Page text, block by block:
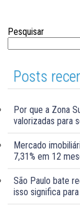
Pesquisar
Posts
Por que a Zona
valorizadas para
Mercado
7,31% em 12
São Paulo bate
isso significa